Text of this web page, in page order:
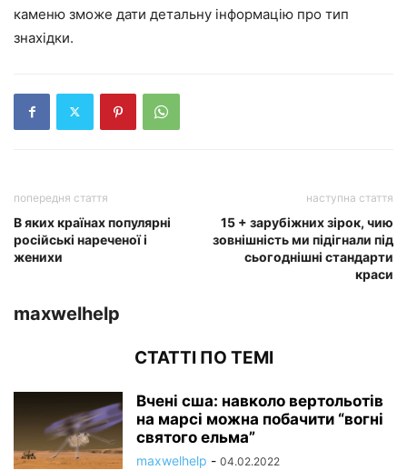
каменю зможе дати детальну інформацію про тип
знахідки.
попередня стаття
В яких країнах популярні
російські нареченої і
женихи
наступна стаття
15 + зарубіжних зірок, чию
зовнішність ми підігнали під
сьогоднішні стандарти
краси
maxwelhelp
СТАТТІ ПО ТЕМІ
Вчені сша: навколо вертольотів
на марсі можна побачити “вогні
святого ельма”
maxwelhelp - 04.02.2022